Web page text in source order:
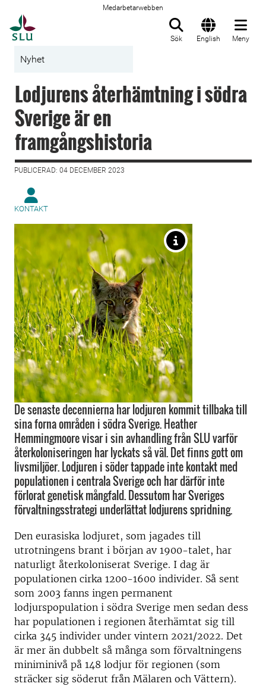
Medarbetarwebben
Sök English Meny
Nyhet
Lodjurens återhämtning i södra
Sverige är en
framgångshistoria
PUBLICERAD: 04 DECEMBER 2023
KONTAKT
De senaste decennierna har lodjuren kommit tillbaka till
sina forna områden i södra Sverige. Heather
Hemmingmoore visar i sin avhandling från SLU varför
återkoloniseringen har lyckats så väl. Det finns gott om
livsmiljöer. Lodjuren i söder tappade inte kontakt med
populationen i centrala Sverige och har därför inte
förlorat genetisk mångfald. Dessutom har Sveriges
förvaltningsstrategi underlättat lodjurens spridning.
Den eurasiska lodjuret, som jagades till
utrotningens brant i början av 1900-talet, har
naturligt återkoloniserat Sverige. I dag är
populationen cirka 1200-1600 individer. Så sent
som 2003 fanns ingen permanent
lodjurspopulation i södra Sverige men sedan dess
har populationen i regionen återhämtat sig till
cirka 345 individer under vintern 2021/2022. Det
är mer än dubbelt så många som förvaltningens
miniminivå på 148 lodjur för regionen (som
sträcker sig söderut från Mälaren och Vättern).